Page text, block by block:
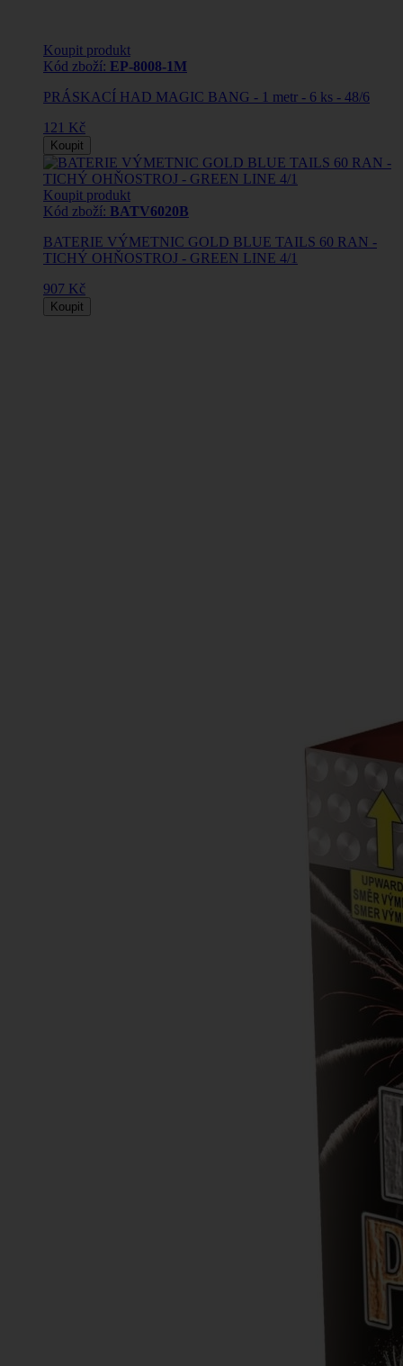
Koupit produkt
Kód zboží: EP-8008-1M
PRÁSKACÍ HAD MAGIC BANG - 1 metr - 6 ks - 48/6
121 Kč
Koupit
Koupit produkt
Kód zboží: BATV6020B
BATERIE VÝMETNIC GOLD BLUE TAILS 60 RAN -
TICHÝ OHŇOSTROJ - GREEN LINE 4/1
907 Kč
Koupit